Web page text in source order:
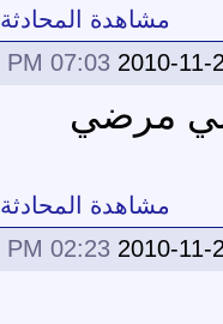
مشاهدة المحادثة
2010-11-
07:03 PM
لي مرضي
مشاهدة المحادثة
2010-11-
02:23 PM